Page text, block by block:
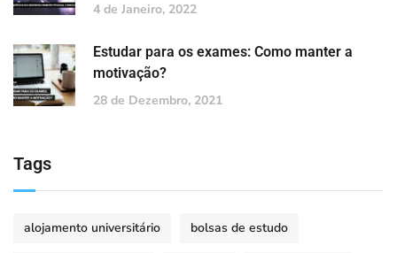
4 de Janeiro, 2022
Estudar para os exames: Como manter a
motivação?
28 de Dezembro, 2021
Tags
alojamento universitário bolsas de estudo